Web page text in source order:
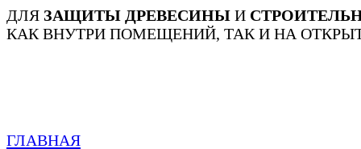
ДЛЯ ЗАЩИТЫ ДРЕВЕСИНЫ И
КАК ВНУТРИ ПОМЕЩЕНИЙ, ТАК И НА
ГЛАВНАЯ